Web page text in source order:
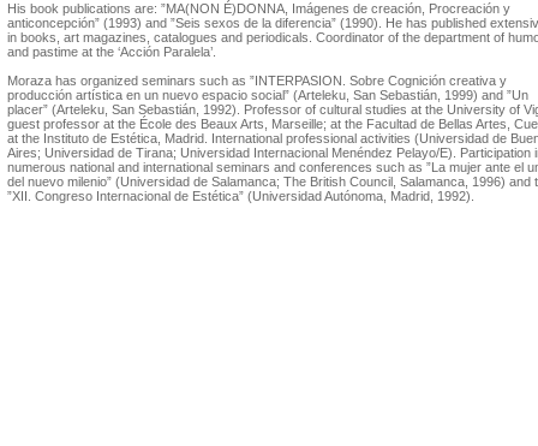
His book publications are: ”MA(NON É)DONNA, Imágenes de creación, Procreación y
anticoncepción” (1993) and ”Seis sexos de la diferencia” (1990). He has published
in books, art magazines, catalogues and periodicals. Coordinator of the department of
and pastime at the ‘Acción Paralela’.
Moraza has organized seminars such as ”INTERPASION. Sobre Cognición creativa y
producción artística en un nuevo espacio social” (Arteleku, San Sebastián, 1999) and ”Un
placer” (Arteleku, San Sebastián, 1992). Professor of cultural studies at the University of
guest professor at the École des Beaux Arts, Marseille; at the Facultad de Bellas Artes,
at the Instituto de Estética, Madrid. International professional activities (Universidad de
Aires; Universidad de Tirana; Universidad Internacional Menéndez Pelayo/E). Participation
numerous national and international seminars and conferences such as ”La mujer ante el
del nuevo milenio” (Universidad de Salamanca; The British Council, Salamanca, 1996) and
”XII. Congreso Internacional de Estética” (Universidad Autónoma, Madrid, 1992).